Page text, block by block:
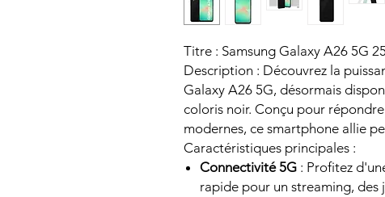
Titre : Samsung Galaxy A26 5G
Description : Découvrez la
Galaxy A26 5G, désormais
coloris noir. Conçu pour
modernes, ce smartphone allie
Caractéristiques principales :
Connectivité 5G : Profitez
rapide pour un streaming, des